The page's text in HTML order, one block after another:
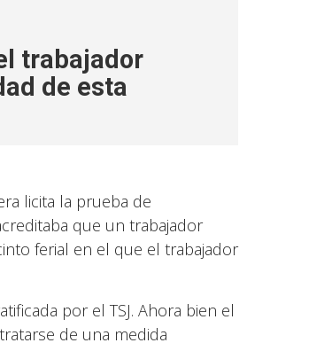
trabajador
de esta
licita la prueba de
que un trabajador
ferial en el que el trabajador
por el TSJ. Ahora bien el
de una medida